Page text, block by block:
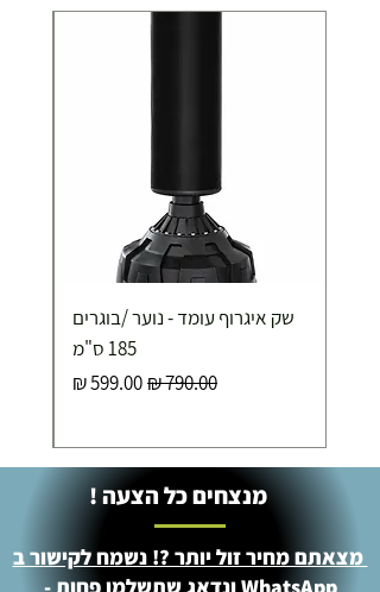
שק איגרוף עומד - נוער /בוגרים
185 ס"מ
מחיר רגילמחיר מבצע
מנצחים כל הצעה !
מצאתם מחיר זול יותר ?! נשמח לקישור ב